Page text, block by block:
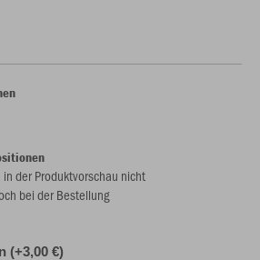
der Produktvorschau nicht
bei der Bestellung
(+3,00 €)